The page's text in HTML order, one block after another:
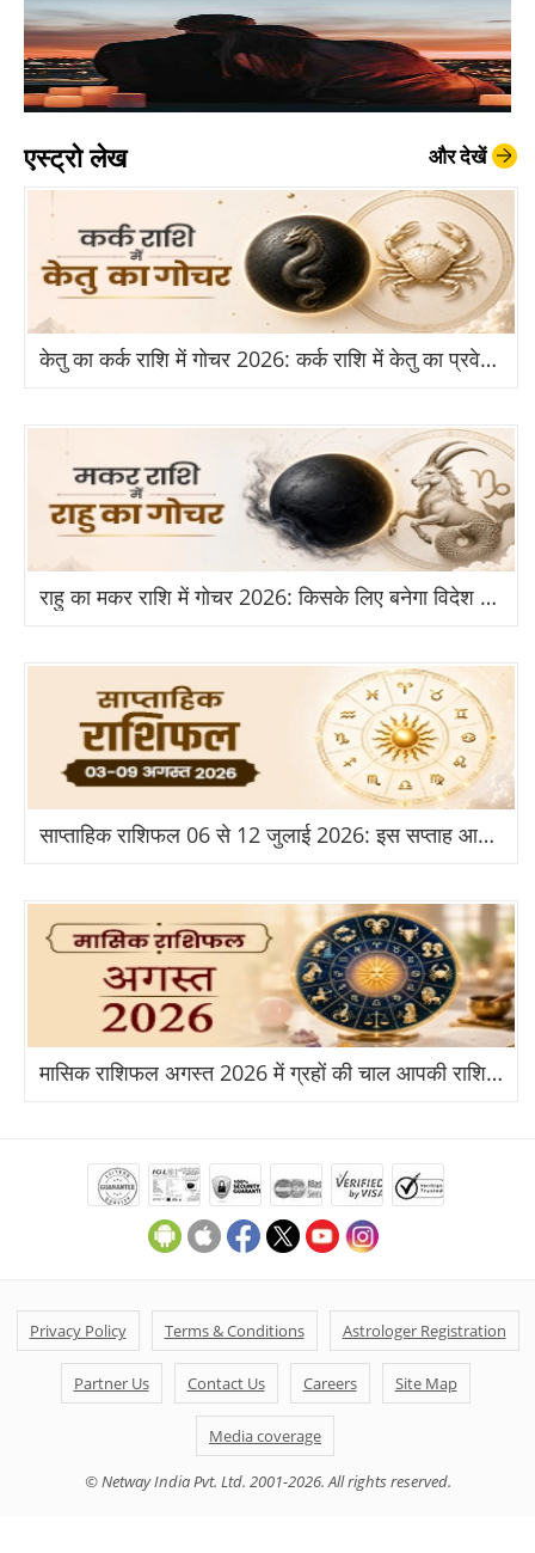
एस्ट्रो लेख और देखें
केतु का कर्क राशि में गोचर 2026: कर्क राशि में केतु का प्रवेश से किन राशियों को होगा बड़ा लाभ?
राहु का मकर राशि में गोचर 2026: किसके लिए बनेगा विदेश और तरक्की का योग?
साप्ताहिक राशिफल 06 से 12 जुलाई 2026: इस सप्ताह आपकी राशि के लिए क्या है खास?
मासिक राशिफल अगस्त 2026 में ग्रहों की चाल आपकी राशि पर क्या असर डालेगी?
Privacy Policy Terms & Conditions Astrologer Registration
Partner Us Contact Us Careers Site Map
Media coverage
© Netway India Pvt. Ltd. 2001-2026. All rights reserved.